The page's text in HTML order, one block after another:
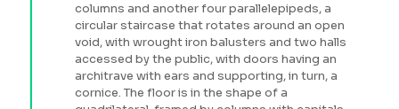
columns and another four parallelepipeds, a
circular staircase that rotates around an open
void, with wrought iron balusters and two halls
accessed by the public, with doors having an
architrave with ears and supporting, in turn, a
cornice. The floor is in the shape of a